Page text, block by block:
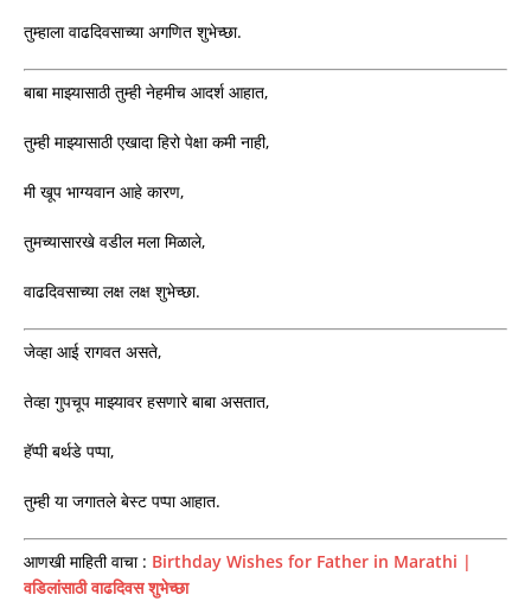
तुम्हाला वाढदिवसाच्या अगणित शुभेच्छा.
बाबा माझ्यासाठी तुम्ही नेहमीच आदर्श आहात,
तुम्ही माझ्यासाठी एखादा हिरो पेक्षा कमी नाही,
मी खूप भाग्यवान आहे कारण,
तुमच्यासारखे वडील मला मिळाले,
वाढदिवसाच्या लक्ष लक्ष शुभेच्छा.
जेव्हा आई रागवत असते,
तेव्हा गुपचूप माझ्यावर हसणारे बाबा असतात,
हॅप्पी बर्थडे पप्पा,
तुम्ही या जगातले बेस्ट पप्पा आहात.
आणखी माहिती वाचा : Birthday Wishes for Father in Marathi |
वडिलांसाठी वाढदिवस शुभेच्छा